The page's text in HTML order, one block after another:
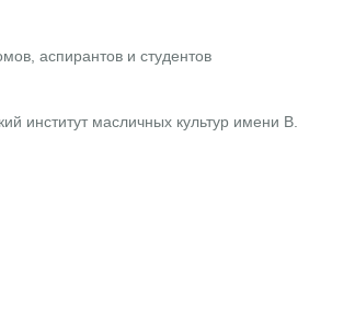
аспирантов и студентов
институт масличных культур имени В.